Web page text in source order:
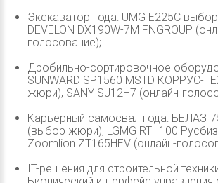
Экскаватор года: UMG E225C
DEVELON DX190W-7M FNGROUP
голосование);
Дробильно-сортировочное
SUNWARD SP1560 MSTD КОРРУС-
жюри), SANY SJ12H7 (онлайн-
Карьерный самосвал года: БЕЛАЗ-
(выбор жюри), LGMG RTH100
Zoomlion ZT165HEV (онлайн-
IT-решения для строительной